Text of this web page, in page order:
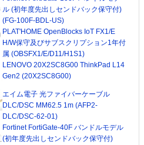
ル (初年度先出しセンドバック保守付)
(FG-100F-BDL-US)
PLAT'HOME OpenBlocks IoT FX1/E
H/W保守及びサブスクリプション1年付
属 (OBSFX1/E/D11/H1S1)
LENOVO 20X2SC8G00 ThinkPad L14
Gen2 (20X2SC8G00)
エイム電子 光ファイバーケーブル
DLC/DSC MM62.5 1m (AFP2-
DLC/DSC-62-01)
Fortinet FortiGate-40F バンドルモデル
(初年度先出しセンドバック保守付)